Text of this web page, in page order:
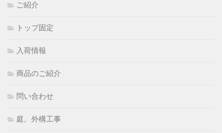
ご紹介
トップ固定
入荷情報
商品のご紹介
問い合わせ
庭。外構工事